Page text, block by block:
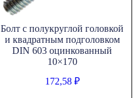
Болт с полукруглой головкой
и квадратным подголовком
DIN 603 оцинкованный
10×170
172,58 ₽